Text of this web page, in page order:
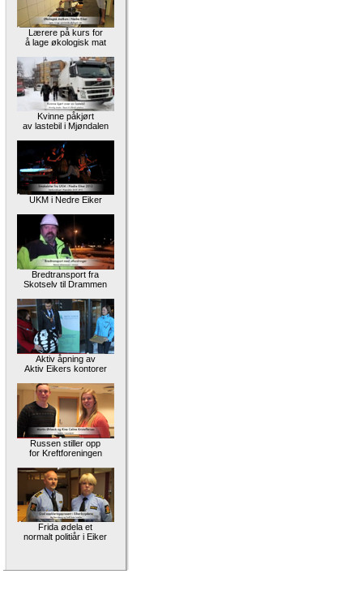
Lærere på kurs for
å lage økologisk mat
Kvinne påkjørt
av lastebil i Mjøndalen
UKM i Nedre Eiker
Bredtransport fra
Skotselv til Drammen
Aktiv åpning av
Aktiv Eikers kontorer
Russen stiller opp
for Kreftforeningen
Frida ødela et
normalt politiår i Eiker